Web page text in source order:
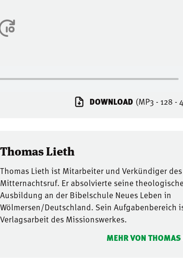
DOWNLOAD (MP3 - 128 -
Thomas Lieth
Thomas Lieth ist Mitarbeiter und Verkündiger des
Mitternachtsruf. Er absolvierte seine theologische
Ausbildung an der Bibelschule Neues Leben in
Wölmersen/Deutschland. Sein Aufgabenbereich
Verlagsarbeit des Missionswerkes.
MEHR VON THOMAS